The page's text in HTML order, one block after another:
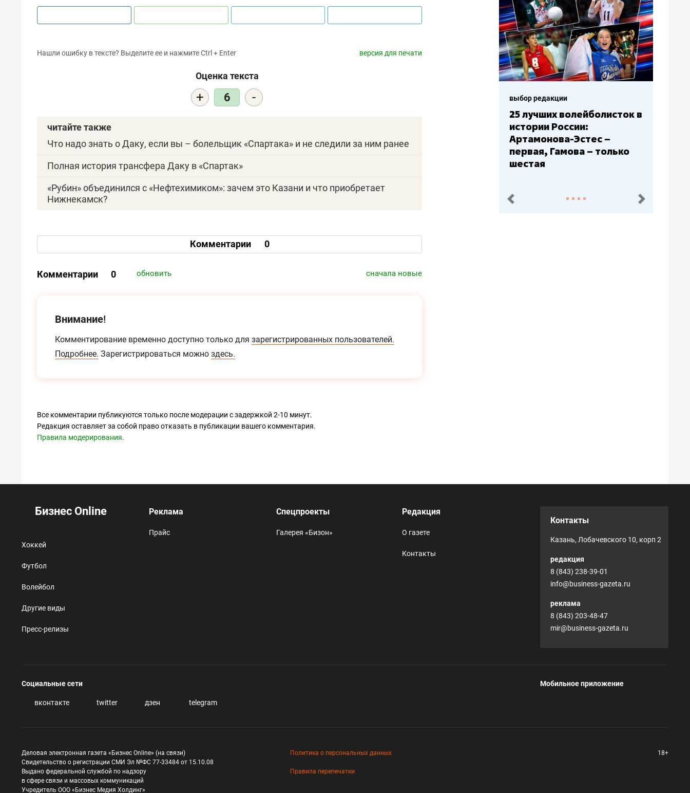
Нашли ошибку в тексте? Выделите ее и нажмите Ctrl + Enter версия для печати
Оценка текста
+ 6 -
читайте также
Что надо знать о Даку, если вы – болельщик «Спартака» и не следили за ним ранее
Полная история трансфера Даку в «Спартак»
«Рубин» объединился с «Нефтехимиком»: зачем это Казани и что приобретает
Нижнекамск?
Комментарии 0
Комментарии 0 обновить сначала новые
Внимание!
Комментирование временно доступно только для зарегистрированных пользователей.
Подробнее. Зарегистрироваться можно здесь.
Все комментарии публикуются только после модерации с задержкой 2-10 минут.
Редакция оставляет за собой право отказать в публикации вашего комментария.
Правила модерирования.
выбор редакции
25 лучших волейболисток в
истории России:
Артамонова-Эстес –
первая, Гамова – только
шестая
пред. след.
Бизнес Online
Хоккей
Футбол
Волейбол
Другие виды
Пресс-релизы
Реклама
Прайс
Спецпроекты
Галерея «Бизон»
Редакция
О газете
Контакты
Контакты
Казань, Лобачевского 10, корп 2
редакция
8 (843) 238-39-01
info@business-gazeta.ru
реклама
8 (843) 203-48-47
mir@business-gazeta.ru
Социальные сети
вконтакте twitter дзен telegram
Мобильное приложение
Деловая электронная газета «Бизнес Online» (на связи)
Свидетельство о регистрации СМИ Эл №ФС 77-33484 от 15.10.08
Выдано федеральной службой по надзору
в сфере связи и массовых коммуникаций
Учредитель ООО «Бизнес Медия Холдинг»
Политика о персональных данных
Правила перепечатки
18+